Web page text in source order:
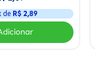
de R$ 2,89